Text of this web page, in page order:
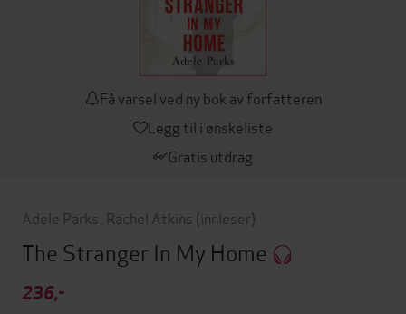
Få varsel ved ny bok av forfatteren
Legg til i ønskeliste
Gratis utdrag
Adele Parks Rachel Atkins (innleser)
The Stranger In My Home
236,-